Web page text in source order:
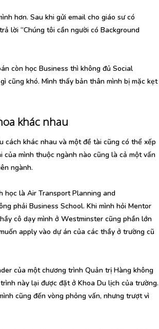
hơn. Sau khi gửi email cho giáo sư có
lời “Chúng tôi cần người có Background
còn học Business thì không đủ Social
cũng khó. Mình thấy bản thân mình bị mặc kẹt
khác nhau
khác nhau và một đề tài cũng có thể xếp
mình thuộc ngành nào cũng là cả một vấn
ngành.
học là Air Transport Planning and
phải Business School. Khi mình hỏi Mentor
cô dạy mình ở Westminster cũng phần lớn
apply vào dự án của các thầy ở trường cũ
của một chương trình Quản trị Hàng không
này lại được đặt ở Khoa Du lịch của trường.
cũng đến vòng phỏng vấn, nhưng trượt vì